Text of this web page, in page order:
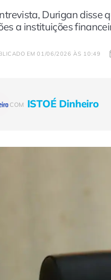
Durigan disse
a instituições
EM 01/06/2026 ÀS 10:49
COM ISTOÉ Dinheiro